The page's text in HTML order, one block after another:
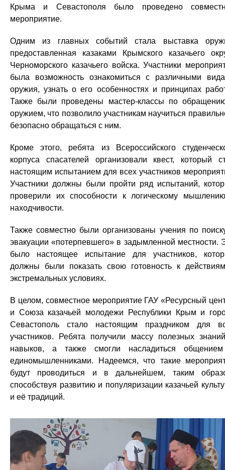
Крыма и Севастополя было проведено
мероприятие.
Одним из главных событий стала выставка
предоставленная казаками Крымского казачьего
Черноморского казачьего войска. Участники
была возможность ознакомиться с различными
оружия, узнать о его особенностях и принципах
Также были проведены мастер-классы по
оружием, что позволило участникам научиться
безопасно обращаться с ним.
Кроме этого, ребята из Всероссийского
корпуса спасателей организовали квест, который
настоящим испытанием для всех участников
Участники должны были пройти ряд испытаний,
проверили их способности к логическому
находчивости.
Также совместно были организованы учения по
эвакуации «потерпевшего» в задымленной местности.
было настоящее испытание для участников,
должны были показать свою готовность к
экстремальных условиях.
В целом, совместное мероприятие ГАУ «Ресурсный
и Союза казачьей молодежи Республики Крым и
Севастополь стало настоящим праздником для
участников. Ребята получили массу полезных
навыков, а также смогли насладиться
единомышленниками. Надеемся, что такие
будут проводиться и в дальнейшем, таким
способствуя развитию и популяризации казачьей
и её традиций.